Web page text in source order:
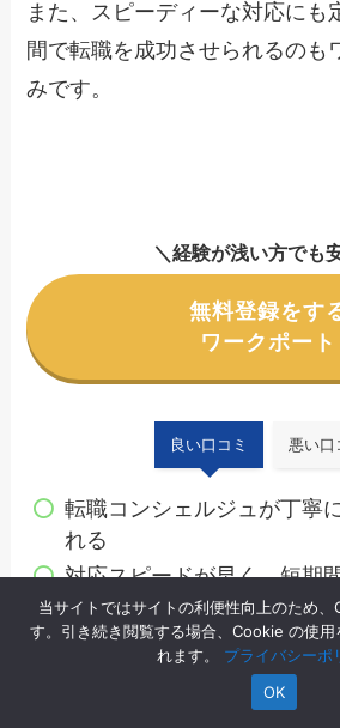
また、スピーディーな対応にも
間で転職を成功させられるのも
みです。
＼経験が浅い方でも
無料登録をす
ワークポート
良い口コミ 悪い口
転職コンシェルジュが丁寧
れる
対応スピードが早く、短期
せられる
豊富な求人から厳選して紹
当サイトではサイトの利便性向上のため
す。引き続き閲覧する場合、Cookie の使用
れます。 プライバシーポ
OK